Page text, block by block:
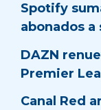
Spotify
abonados
DAZN
Premier
Canal Red